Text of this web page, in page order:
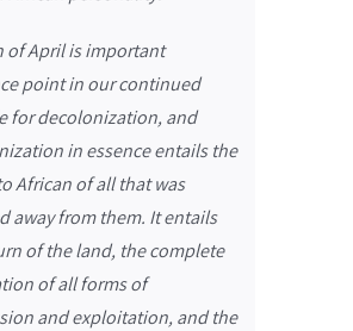
of April is important
point in our continued
for decolonization, and
in essence entails the
African of all that was
away from them. It entails
of the land, the complete
of all forms of
and exploitation, and the